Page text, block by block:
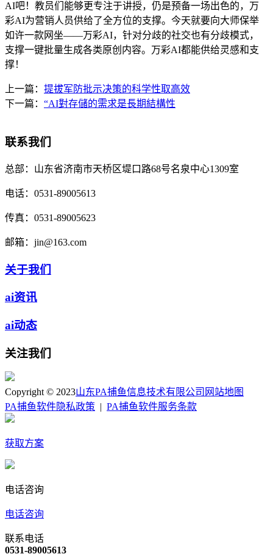
AI吧！教员们能够更专注于讲授，仍是预备一场出色的，万
彩AI为营销人员供给了全方位的支撑。今天就要向大师保举
如许一款网坐——万彩AI，针对分歧的社交也有分歧模式，
支撑一键批量生成各类原创内容。万彩AI都能供给灵感和支
撑！
上一篇： 提拔军防批示决策的科学性取高效
下一篇： “AI對存儲的需求是長期結構性
联系我们
总部： 山东省济南市天桥区堤口路68号名泉中心1309室
电话： 0531-89005613
传真： 0531-89005623
邮箱： jin@163.com
关于我们
ai资讯
ai动态
关注我们
Copyright © 2023山东PA捕鱼信息技术有限公司 网站地图
PA捕鱼软件隐私政策
PA捕鱼软件服务条款
获取方案
电话咨询
电话咨询
联系电话
0531-89005613